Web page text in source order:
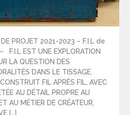
PROJET 2021-2023 – F.I.L de
EST UNE EXPLORATION
LA QUESTION DES
DANS LE TISSAGE.
FIL APRÈS FIL, AVEC
AU DÉTAIL PROPRE AU
AU MÉTIER DE CRÉATEUR.
[…]